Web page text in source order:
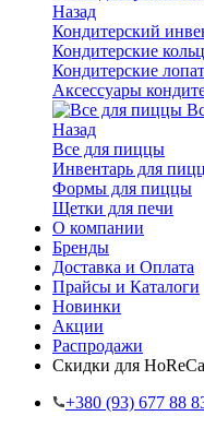
Назад
Кондитерский
Кондитерские
Кондитерские
Аксессуары
Назад
Все для пиццы
Инвентарь для
Формы для пиццы
Щетки для печи
О компании
Бренды
Доставка и Оплата
Прайсы и Каталоги
Новинки
Акции
Распродажи
Скидки для HoReCa
+38‎0 (93) 677 88